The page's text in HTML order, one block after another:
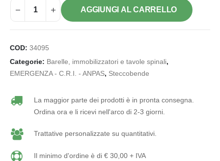
AGGIUNGI AL CARRELLO
COD: 34095
Categorie: Barelle, immobilizzatori e tavole spinali,
EMERGENZA - C.R.I. - ANPAS, Steccobende
La maggior parte dei prodotti è in pronta consegna.
Ordina ora e li ricevi nell'arco di 2-3 giorni.
Trattative personalizzate su quantitativi.
Il minimo d'ordine è di € 30,00 + IVA